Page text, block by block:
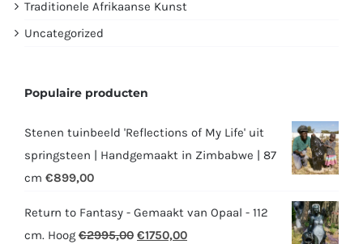
Traditionele Afrikaanse Kunst
Uncategorized
Populaire producten
Stenen tuinbeeld 'Reflections of My Life' uit
springsteen | Handgemaakt in Zimbabwe | 87
cm €899,00
Return to Fantasy - Gemaakt van Opaal - 112
cm. Hoog €2995,00 Oorspronkelijke
€1750,00Huidige